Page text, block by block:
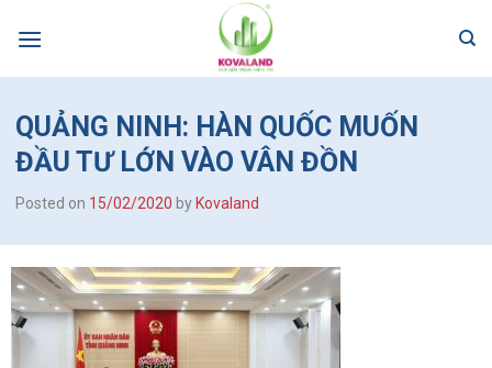
QUẢNG NINH: HÀN QUỐC MUỐN
ĐẦU TƯ LỚN VÀO VÂN ĐỒN
Posted on 15/02/2020 byKovaland